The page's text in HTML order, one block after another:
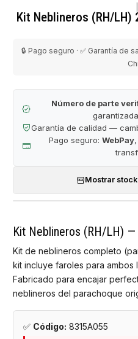
Kit Neblineros (RH/
🔒 Pago seguro · ✅ Garantía de
Número de parte
Garantía de calidad —
Pago seguro: WebPay,
Mostrar
Kit Neblineros (RH/LH)
Kit de neblineros completo
kit incluye faroles para ambos
Fabricado para encajar
neblineros del parachoque
✅ Código: 8315A055